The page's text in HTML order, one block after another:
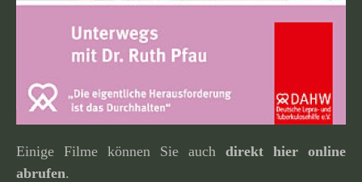
Einige Filme können Sie auch direkt hier online
abrufen.